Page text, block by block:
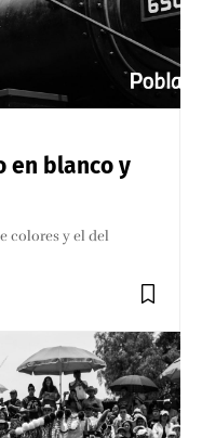
en blanco y
colores y el del